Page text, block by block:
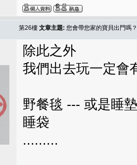
第26樓 文章主題: 您會帶您家的寶貝出門嗎？
除此之外
我們出去玩一定會
野餐毯 --- 或是睡墊
睡袋
.........